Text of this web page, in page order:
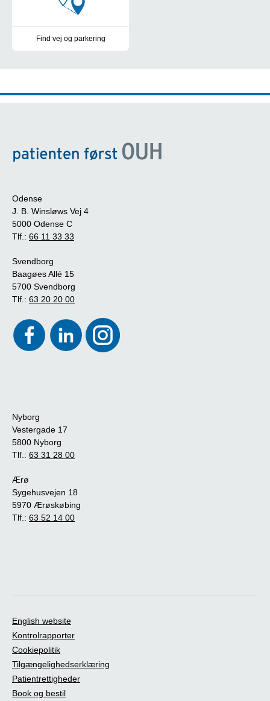
Find vej og parkering
Odense
J. B. Winsløws Vej 4
5000 Odense C
Tlf.: 66 11 33 33
Svendborg
Baagøes Allé 15
5700 Svendborg
Tlf.: 63 20 20 00
Nyborg
Vestergade 17
5800 Nyborg
Tlf.: 63 31 28 00
Ærø
Sygehusvejen 18
5970 Ærøskøbing
Tlf.: 63 52 14 00
English website
Kontrolrapporter
Cookiepolitik
Tilgængelighedserklæring
Patientrettigheder
Book og bestil